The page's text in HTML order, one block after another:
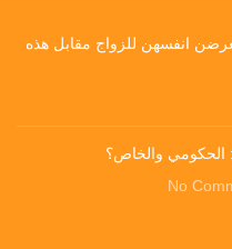
انفسهن للزواج مقابل هذه
الحكومي والخاص؟
No